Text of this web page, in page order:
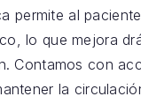
permite al
lo que mejora
Contamos con
la